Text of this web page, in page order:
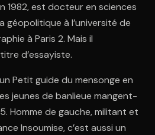
1982, est docteur en sciences
géopolitique à l’université de
à Paris 2. Mais il
d’essayiste.
Petit guide du mensonge en
jeunes de banlieue mangent-
Homme de gauche, militant et
Insoumise, c’est aussi un